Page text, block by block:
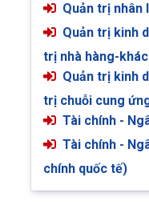
Quản trị nhân
Quản trị kinh
trị nhà hàng-
Quản trị kinh
trị chuỗi cung
Tài chính -
Tài chính -
chính quốc tế)